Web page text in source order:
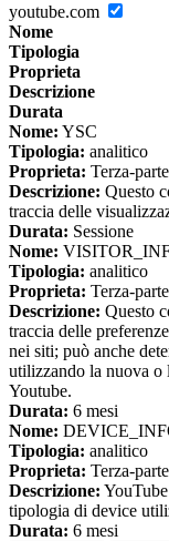
youtube.com
Nome
Tipologia
Proprieta
Descrizione
Durata
Nome: YSC
Tipologia: analitico
Proprieta: Terza-parte
Descrizione: Questo
traccia delle
Durata: Sessione
Nome:
Tipologia: analitico
Proprieta: Terza-parte
Descrizione: Questo
traccia delle
nei siti; può anche
utilizzando la nuova o
Youtube.
Durata: 6 mesi
Nome:
Tipologia: analitico
Proprieta: Terza-parte
Descrizione:
tipologia di device
Durata: 6 mesi